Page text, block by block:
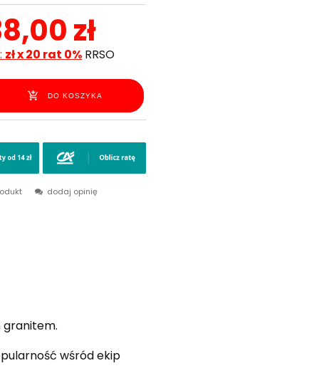
zł
zł x 20 rat 0%RRSO
DO KOSZYKA
dodaj opinię
granitem.
wśród ekip